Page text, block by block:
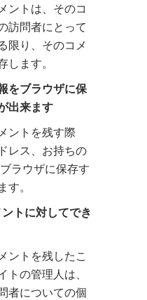
ントは、そのコ
訪問者にとって
限り、そのコメ
ます。
をブラウザに保
出来ます
ントを残す際
レス、お持ちの
ラウザに保存す
。
トに対してでき
ントを残したこ
の管理人は、
者についての個